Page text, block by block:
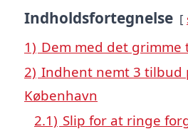
Indholdsfortegnelse
1) Dem med det grimme
2) Indhent nemt 3 tilbud
København
2.1) Slip for at ringe